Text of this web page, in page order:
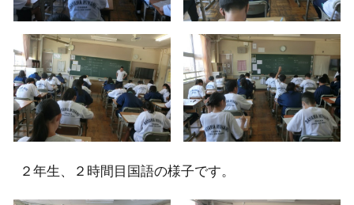
２年生、 ２時間目国語の様子です。